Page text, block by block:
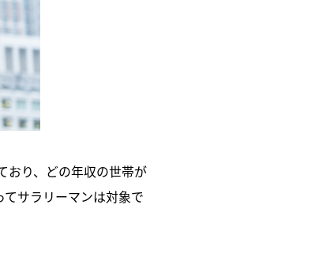
おり、どの年収の世帯が
サラリーマンは対象で